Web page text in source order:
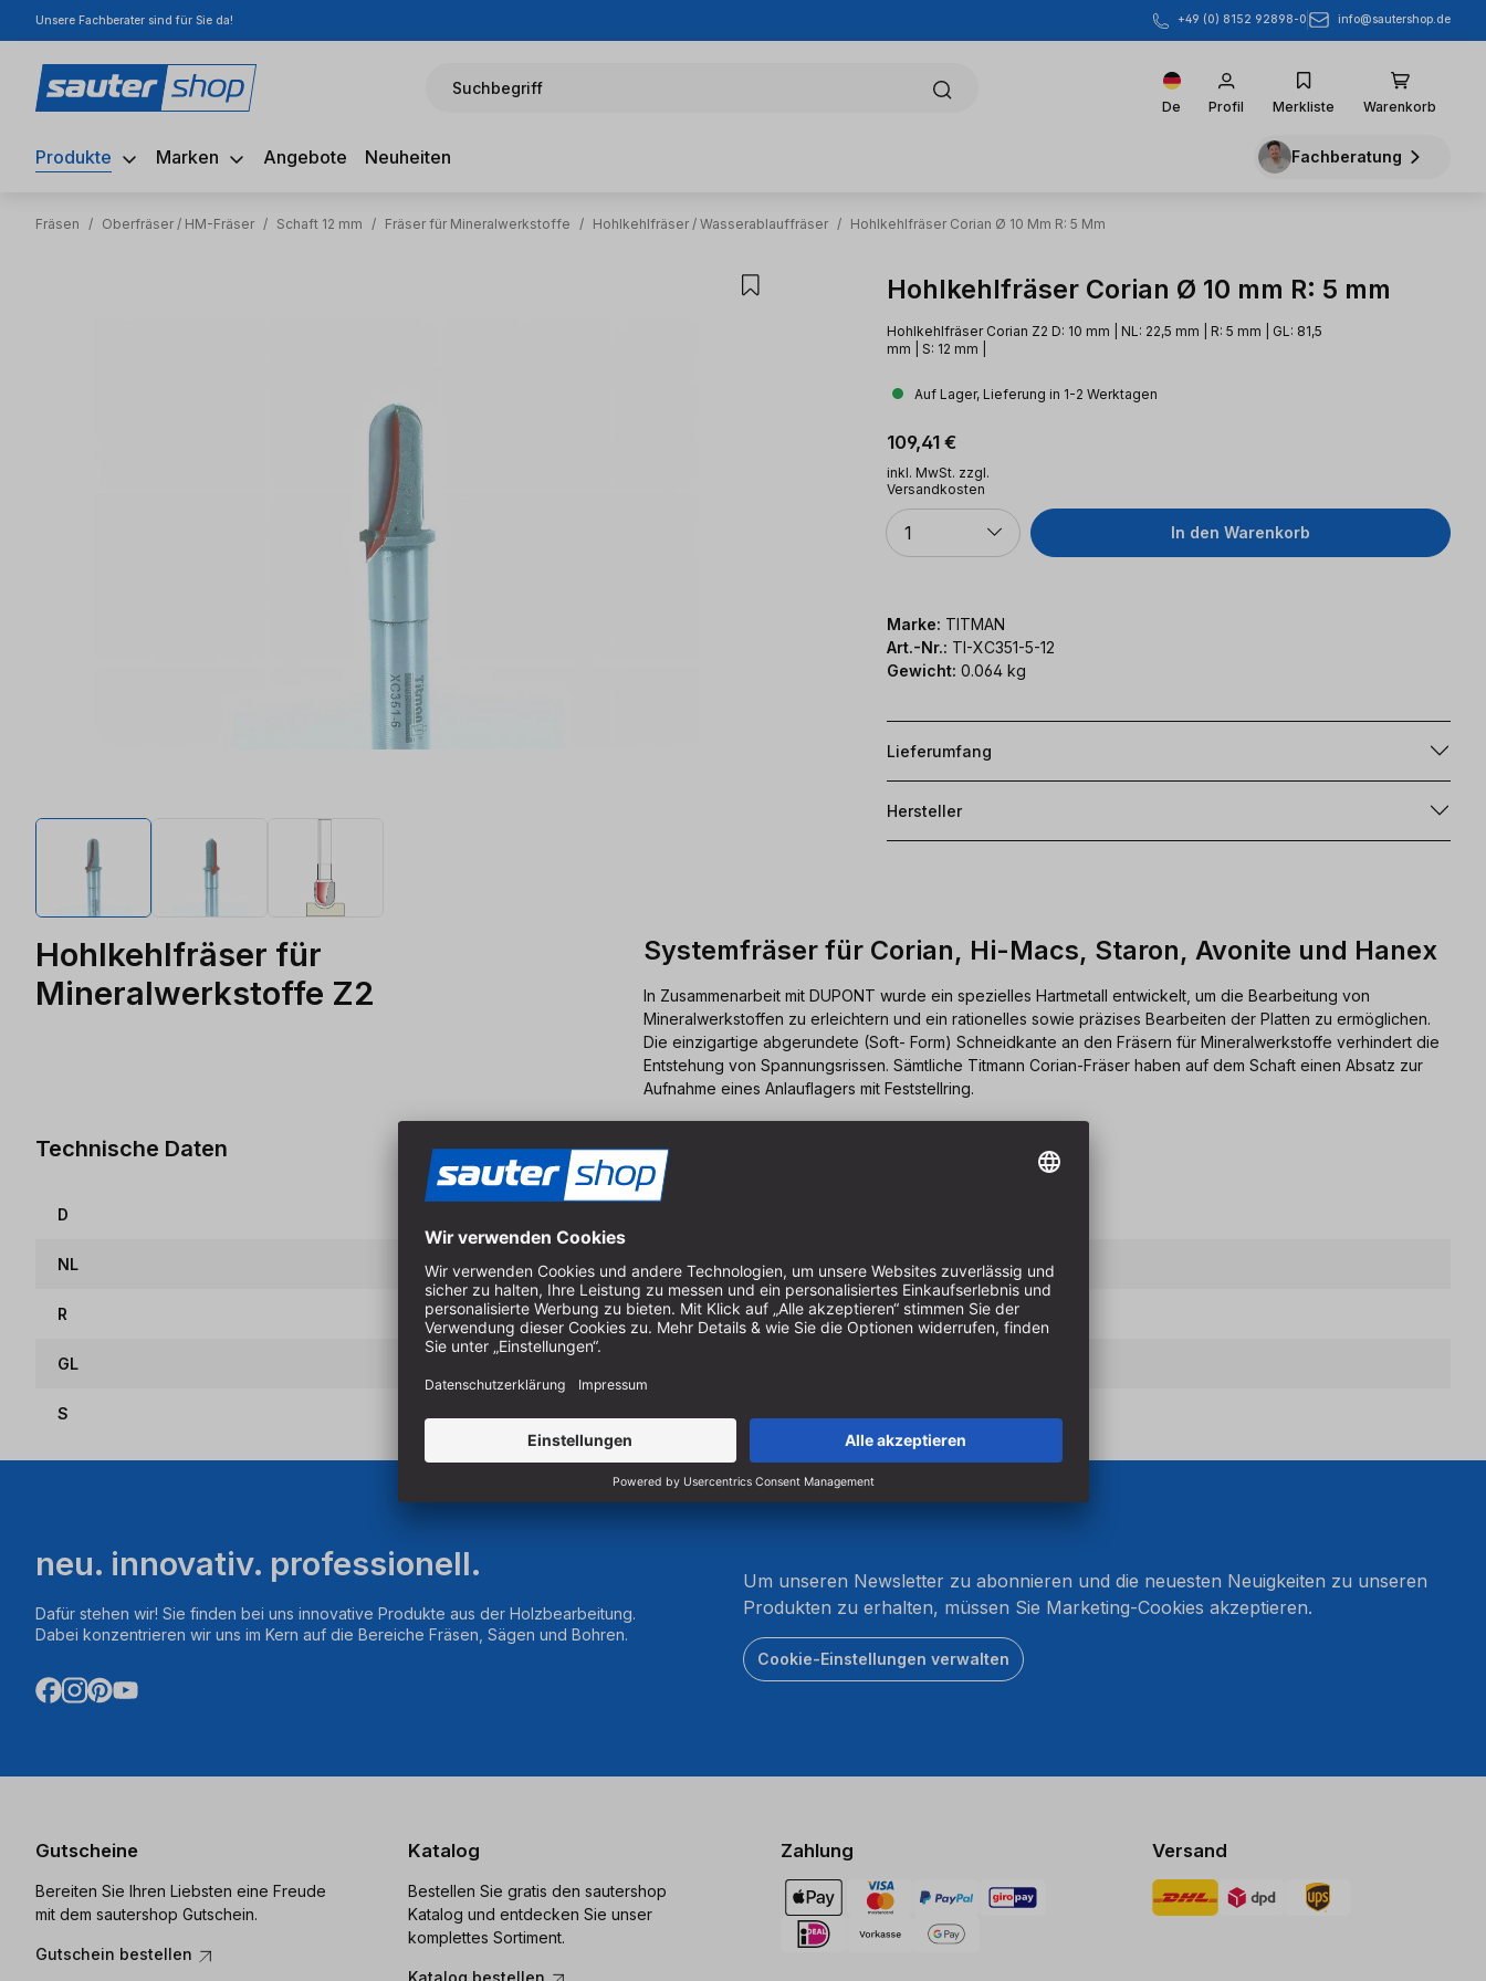
Hauptinhalt springen
Zur Suche springen
Zur Hauptnavigation springen
Unsere Fachberater sind für Sie da! +49 (0) 8152 92898-0 info@sautershop.de
Suchbegriff
De Profil Merkliste Warenkorb
Produkte Marken Angebote Neuheiten Fachberatung
Fräsen / Oberfräser / HM-Fräser / Schaft 12 mm / Fräser für Mineralwerkstoffe / Hohlkehlfräser / Wasserablauffräser / Hohlkehlfräser Corian Ø 10 Mm R: 5 Mm
Hohlkehlfräser Corian Ø 10 mm R: 5 mm
Hohlkehlfräser Corian Z2 D: 10 mm | NL: 22,5 mm | R: 5 mm | GL: 81,5
mm | S: 12 mm |
Auf Lager, Lieferung in 1-2 Werktagen
Regulärer Preis:
109,41 €
inkl. MwSt. zzgl.
Versandkosten
Anzahl
1 In den Warenkorb
Marke: TITMAN
Art.-Nr.: TI-XC351-5-12
Gewicht: 0.064 kg
Lieferumfang
Hersteller
Hohlkehlfräser für
Mineralwerkstoffe Z2
Systemfräser für Corian, Hi-Macs, Staron, Avonite und Hanex
In Zusammenarbeit mit DUPONT wurde ein spezielles Hartmetall entwickelt, um die Bearbeitung von
Mineralwerkstoffen zu erleichtern und ein rationelles sowie präzises Bearbeiten der Platten zu ermöglichen.
Die einzigartige abgerundete (Soft- Form) Schneidkante an den Fräsern für Mineralwerkstoffe verhindert die
Entstehung von Spannungsrissen. Sämtliche Titmann Corian-Fräser haben auf dem Schaft einen Absatz zur
Aufnahme eines Anlauflagers mit Feststellring.
Technische Daten
D
NL 22,5 mm
R 5 mm
GL
S
neu. innovativ. professionell.
Dafür stehen wir! Sie finden bei uns innovative Produkte aus der Holzbearbeitung.
Dabei konzentrieren wir uns im Kern auf die Bereiche Fräsen, Sägen und Bohren.
Um unseren Newsletter zu abonnieren und die neuesten Neuigkeiten zu unseren
Produkten zu erhalten, müssen Sie Marketing-Cookies akzeptieren.
Cookie-Einstellungen verwalten
Gutscheine
Bereiten Sie Ihren Liebsten eine Freude
mit dem sautershop Gutschein.
Gutschein bestellen
Katalog
Bestellen Sie gratis den sautershop
Katalog und entdecken Sie unser
komplettes Sortiment.
Zahlung Versand